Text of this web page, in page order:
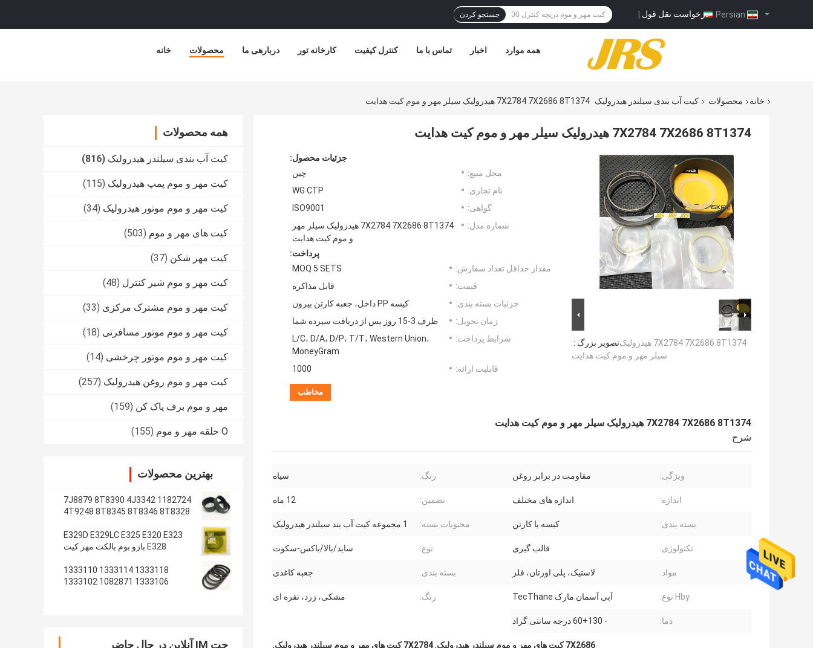
درخواست نقل قول | جستجو کردن
خانه محصولات دربارهی ما کارخانه تور کنترل کیفیت تماس با ما اخبار همه موارد
خانه محصولات کیت آب بندی سیلندر هیدرولیک 7X2784 7X2686 8T1374 هيدرولیک سیلر مهر و موم کیت هدایت
همه محصولات
کیت آب بندی سیلندر هیدرولیک (816)
کیت مهر و موم پمپ هیدرولیک (115)
کیت مهر و موم موتور هیدرولیک (34)
کیت های مهر و موم (503)
کیت مهر شکن (37)
کیت مهر و موم شیر کنترل (48)
کیت مهر و موم مشترک مرکزی (33)
کیت مهر و موم موتور مسافرتی (18)
کیت مهر و موم موتور چرخشی (14)
کیت مهر و موم روغن هیدرولیک (257)
مهر و موم برف پاک کن (159)
O حلقه مهر و موم (155)
بهترین محصولات
1182724 7J8879 8T8390 4J3342
4T9248 8T8345 8T8346 8T8328
E329D E329LC E325 E320 E323
E328 بازو بوم بالکت مهر کیت
1333118 1333114 1333110
1333106 1082871 1333102
چت IM آنلاین در حال حاضر
7X2784 7X2686 8T1374 هيدرولیک سیلر مهر و موم کیت هدایت
تصویر بزرگ :7X2784 7X2686 8T1374 هيدرولیک
سیلر مهر و موم کیت هدایت
جزئیات محصول:
محل منبع:
چین
نام تجاری:
WG CTP
گواهی:
ISO9001
شماره مدل:
7X2784 7X2686 8T1374 هيدرولیک سیلر مهر
و موم کیت هدایت
پرداخت:
مقدار حداقل تعداد سفارش:
MOQ 5 SETS
قیمت:
قابل مذاکره
جزئیات بسته بندی:
کیسه PP داخل، جعبه کارتن بیرون
زمان تحویل:
ظرف 3-15 روز پس از دریافت سپرده شما
شرایط پرداخت:
L/C، D/A، D/P، T/T، Western Union،
MoneyGram
قابلیت ارائه:
1000
مخاطب
7X2784 7X2686 8T1374 هيدرولیک سیلر مهر و موم کیت هدایت
شرح
ویژگی: مقاومت در برابر روغن رنگ: سیاه
اندازه: اندازه های مختلف تضمین: 12 ماه
بسته بندی: کیسه یا کارتن محتویات بسته: 1 مجموعه کیت آب بند سیلندر هیدرولیک
تکنولوژی: قالب گیری نوع: ساید/بالا/باکس-سکوت
مواد: لاستیک، پلی اورتان، فلز بسته بندی: جعبه کاغذی
Hby نوع: آبی آسمان مارک TecThane رنگ: مشکی، زرد، نقره ای
دما: - 60+130 درجه سانتی گراد
7X2686 کیت های مهر و موم سیلندر هیدرولیک ,7X2784 کیت های مهر و موم سیلندر هیدرولیک
,